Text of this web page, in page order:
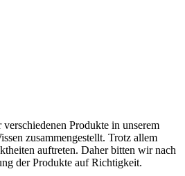
Produkte in unserem
zusammengestellt. Trotz allem
auftreten. Daher bitten wir nach
der Produkte auf Richtigkeit.